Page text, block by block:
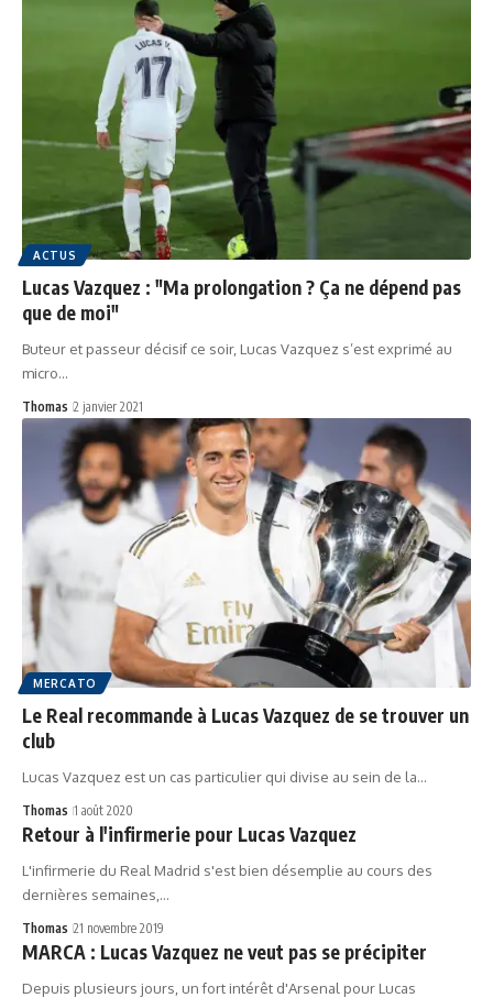
ACTUS
Lucas Vazquez : "Ma prolongation ? Ça ne dépend pas
que de moi"
Buteur et passeur décisif ce soir, Lucas Vazquez s’est exprimé au
micro…
Thomas 2 janvier 2021
MERCATO
Le Real recommande à Lucas Vazquez de se trouver un
club
Lucas Vazquez est un cas particulier qui divise au sein de la…
Thomas 1 août 2020
Retour à l'infirmerie pour Lucas Vazquez
L'infirmerie du Real Madrid s'est bien désemplie au cours des
dernières semaines,…
Thomas 21 novembre 2019
MARCA : Lucas Vazquez ne veut pas se précipiter
Depuis plusieurs jours, un fort intérêt d'Arsenal pour Lucas